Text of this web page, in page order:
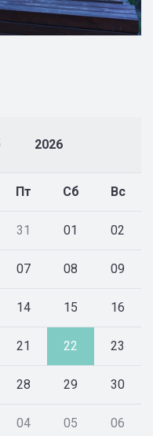
2026
Пт Сб Вс
31 01 02
07 08 09
14 15 16
21 22 23
28 29 30
04 05 06